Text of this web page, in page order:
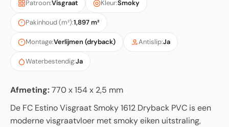
Patroon:Visgraat Kleur:Smoky
Pakinhoud (m²):1,897 m²
Montage:Verlijmen (dryback) Antislip:Ja
Waterbestendig:Ja
Afmeting:770 x 154 x 2,5 mm
De FC Estino Visgraat Smoky 1612 Dryback PVC is een
moderne visgraatvloer met smoky eiken uitstraling,